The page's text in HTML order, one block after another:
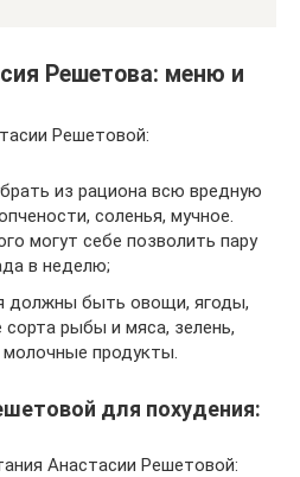
Решетова: меню и
Решетовой:
из рациона всю вредную
соленья, мучное.
могут себе позволить пару
в неделю;
должны быть овощи, ягоды,
рыбы и мяса, зелень,
продукты.
для похудения:
Анастасии Решетовой: